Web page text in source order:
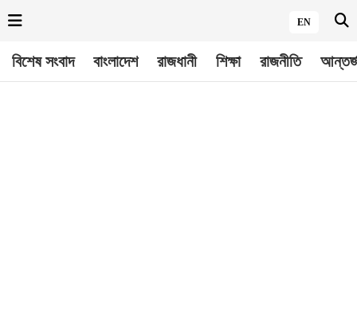
EN
বিশেষ সংবাদ বাংলাদেশ রাজধানী শিক্ষা রাজনীতি